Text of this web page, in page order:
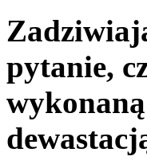
pytanie,